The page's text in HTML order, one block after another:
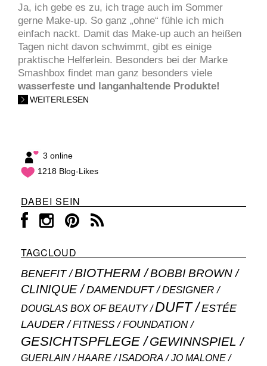
Ja, ich gebe es zu, ich trage auch im Sommer
gerne Make-up. So ganz „ohne“ fühle ich mich
einfach nackt. Damit das Make-up auch an heißen
Tagen nicht davon schwimmt, gibt es einige
praktische Helferlein. Besonders bei der Marke
Smashbox findet man ganz besonders viele
wasserfeste und langanhaltende Produkte!
WEITERLESEN
3 online
1218 Blog-Likes
DABEI SEIN
TAGCLOUD
BENEFIT BIOTHERM BOBBI BROWN
CLINIQUE DAMENDUFT DESIGNER
DOUGLAS BOX OF BEAUTY DUFT
ESTÉE
LAUDER
FITNESS FOUNDATION
GESICHTSPFLEGE GEWINNSPIEL
GUERLAIN HAARE ISADORA JO MALONE